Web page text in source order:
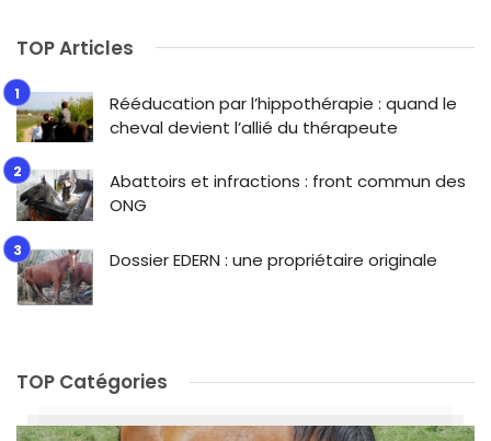
TOP Articles
Rééducation par l’hippothérapie : quand le
cheval devient l’allié du thérapeute
Abattoirs et infractions : front commun des
ONG
Dossier EDERN : une propriétaire originale
TOP Catégories